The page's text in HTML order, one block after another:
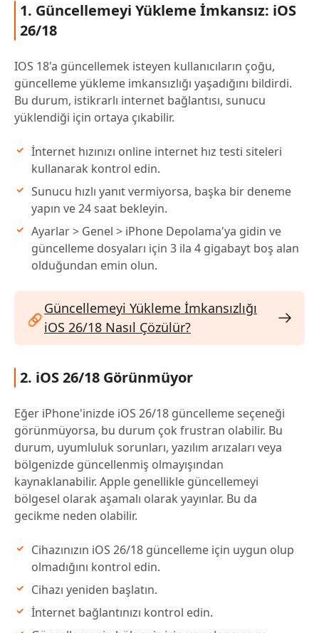
Yeniden Başlıyor
2. Bölüm. Tek Tıkla Çözüm: Veri Kaybı
Olmadan iOS 26/18 Güncelleme
Sorunlarını Onarma Popüler
1. Güncellemeyi Yükleme İmkansız: iOS
26/18
IOS 18'a güncellemek isteyen kullanıcıların çoğu,
güncelleme yükleme imkansızlığı yaşadığını bildirdi.
Bu durum, istikrarlı internet bağlantısı, sunucu
yüklendiği için ortaya çıkabilir.
İnternet hızınızı online internet hız testi siteleri
kullanarak kontrol edin.
Sunucu hızlı yanıt vermiyorsa, başka bir deneme
yapın ve 24 saat bekleyin.
Ayarlar > Genel > iPhone Depolama'ya gidin ve
güncelleme dosyaları için 3 ila 4 gigabayt boş alan
olduğundan emin olun.
Güncellemeyi Yükleme İmkansızlığı
iOS 26/18 Nasıl Çözülür?
2. iOS 26/18 Görünmüyor
Eğer iPhone'inizde iOS 26/18 güncelleme seçeneği
görünmüyorsa, bu durum çok frustran olabilir. Bu
durum, uyumluluk sorunları, yazılım arızaları veya
bölgenizde güncellenmiş olmayışından
kaynaklanabilir. Apple genellikle güncellemeyi
bölgesel olarak aşamalı olarak yayınlar. Bu da
gecikme neden olabilir.
Cihazınızın iOS 26/18 güncelleme için uygun olup
olmadığını kontrol edin.
Cihazı yeniden başlatın.
İnternet bağlantınızı kontrol edin.